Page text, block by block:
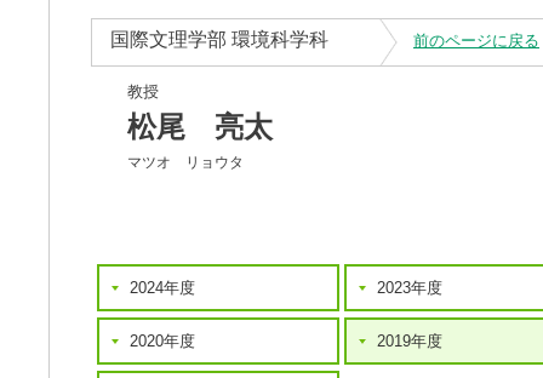
国際文理学部 環境科学科 前のページに戻る
教授
松尾 亮太
マツオ リョウタ
2024年度 2023年度
2020年度 2019年度